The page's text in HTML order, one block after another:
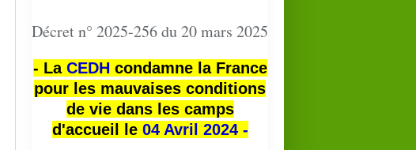
Décret n° 2025-256 du 20 mars 2025
- La CEDHcondamne la France
pour les mauvaises conditions
de vie dans les camps
d'accueil le 04 Avril 2024 -